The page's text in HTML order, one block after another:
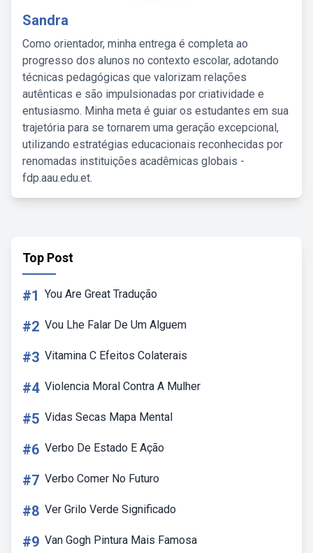
Sandra
Como orientador, minha entrega é completa ao
progresso dos alunos no contexto escolar, adotando
técnicas pedagógicas que valorizam relações
autênticas e são impulsionadas por criatividade e
entusiasmo. Minha meta é guiar os estudantes em sua
trajetória para se tornarem uma geração excepcional,
utilizando estratégias educacionais reconhecidas por
renomadas instituições acadêmicas globais -
fdp.aau.edu.et.
Top Post
#1 You Are Great Tradução
#2 Vou Lhe Falar De Um Alguem
#3 Vitamina C Efeitos Colaterais
#4 Violencia Moral Contra A Mulher
#5 Vidas Secas Mapa Mental
#6 Verbo De Estado E Ação
#7 Verbo Comer No Futuro
#8 Ver Grilo Verde Significado
#9 Van Gogh Pintura Mais Famosa